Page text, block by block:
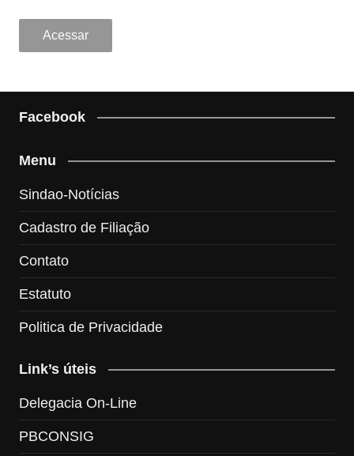
Facebook
Menu
Sindao-Notícias
Cadastro de Filiação
Contato
Estatuto
Politica de Privacidade
Link’s úteis
Delegacia On-Line
PBCONSIG